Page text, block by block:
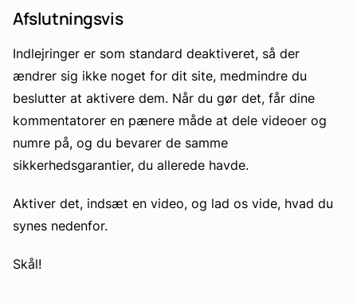
Afslutningsvis
Indlejringer er som standard deaktiveret, så der
ændrer sig ikke noget for dit site, medmindre du
beslutter at aktivere dem. Når du gør det, får dine
kommentatorer en pænere måde at dele videoer og
numre på, og du bevarer de samme
sikkerhedsgarantier, du allerede havde.
Aktiver det, indsæt en video, og lad os vide, hvad du
synes nedenfor.
Skål!